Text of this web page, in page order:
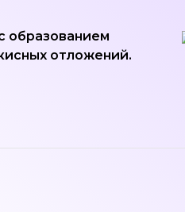
образованием
отложений.